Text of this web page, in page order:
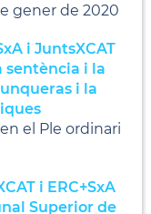
gener de 2020
i JuntsXCAT
sentència i la
i la
el Ple ordinari
i ERC+SxA
Superior de